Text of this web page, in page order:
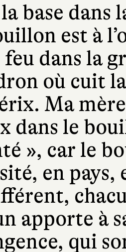
la base
est à
feu dans la
où cuit
Ma
dans le
», car le
en pays,
apporte à
qui